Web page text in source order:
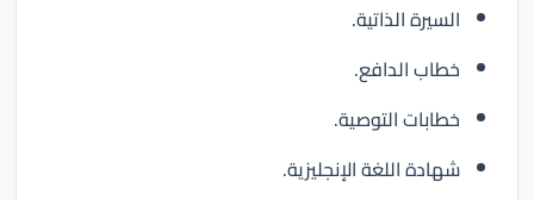
السيرة الذاتية.
خطاب الدافع.
خطابات التوصية.
شهادة اللغة الإنجليزية.